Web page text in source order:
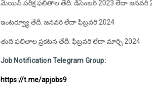
మెయిన్ పరీక్ష ఫలితాల తేదీ: డిసెంబర్‌ 2023 లేదా జనవరి
ఇంటర్వ్యూ తేదీ: జనవరి లేదా ఫిబ్రవరి 2024
తుది ఫలితాల ప్రకటన తేదీ: ఫిబ్రవరి లేదా మార్చి 2024
Job Notification Telegram Group:
https://t.me/apjobs9